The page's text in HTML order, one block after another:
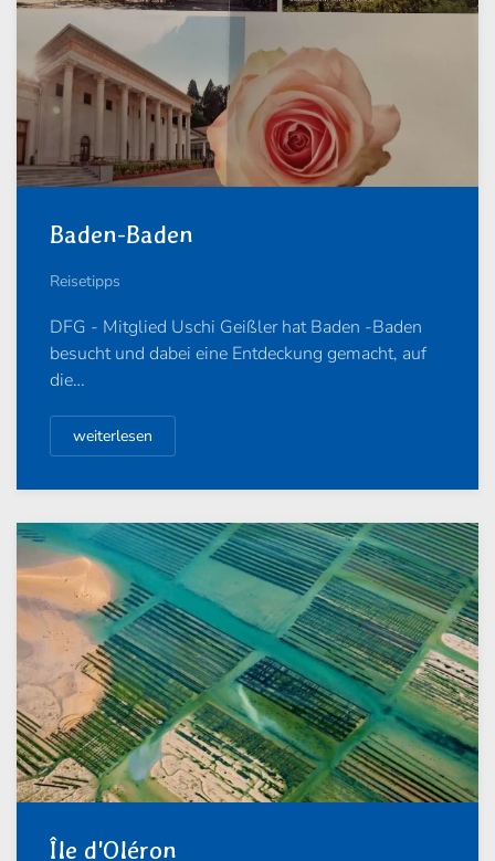
Baden-Baden
Reisetipps
DFG - Mitglied Uschi Geißler hat Baden -Baden
besucht und dabei eine Entdeckung gemacht, auf
die…
weiterlesen
Île d'Oléron